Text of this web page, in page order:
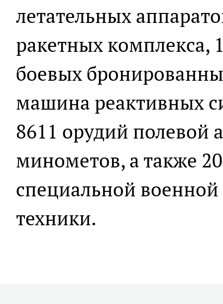
летательных
ракетных комплекса,
боевых
машина реактивных
8611 орудий полевой
минометов, а также
специальной
техники.